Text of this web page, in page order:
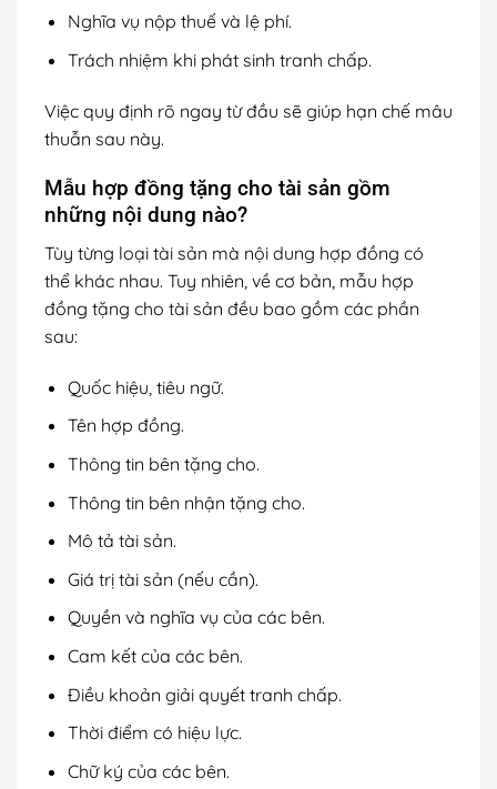
Nghĩa vụ nộp thuế và lệ phí.
Trách nhiệm khi phát sinh tranh chấp.
Việc quy định rõ ngay từ đầu sẽ giúp hạn chế mâu
thuẫn sau này.
Mẫu hợp đồng tặng cho tài sản gồm
những nội dung nào?
Tùy từng loại tài sản mà nội dung hợp đồng có
thể khác nhau. Tuy nhiên, về cơ bản, mẫu hợp
đồng tặng cho tài sản đều bao gồm các phần
sau:
Quốc hiệu, tiêu ngữ.
Tên hợp đồng.
Thông tin bên tặng cho.
Thông tin bên nhận tặng cho.
Mô tả tài sản.
Giá trị tài sản (nếu cần).
Quyền và nghĩa vụ của các bên.
Cam kết của các bên.
Điều khoản giải quyết tranh chấp.
Thời điểm có hiệu lực.
Chữ ký của các bên.